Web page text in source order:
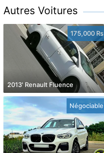
Autres Voitures
175,000 Rs
2013' Renault Fluence
Négociable